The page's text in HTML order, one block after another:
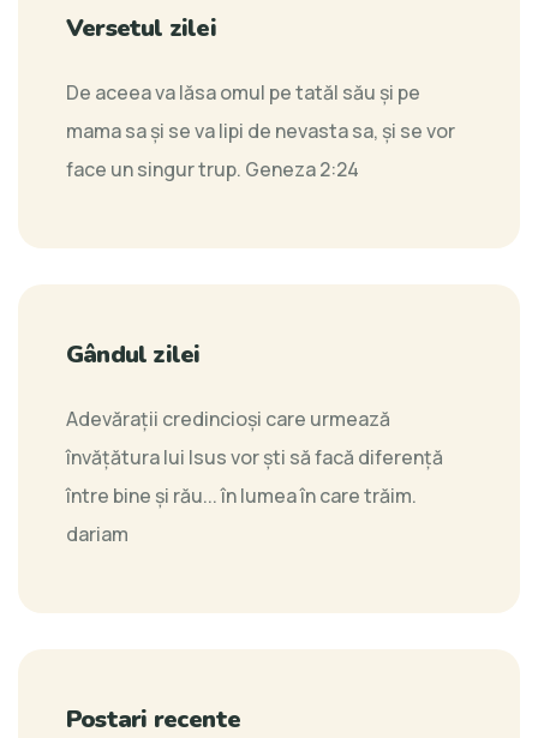
Versetul zilei
De aceea va lăsa omul pe tatăl său şi pe
mama sa şi se va lipi de nevasta sa, şi se vor
face un singur trup. Geneza 2:24
Gândul zilei
Adevăraţii credincioşi care urmează
învăţătura lui Isus vor şti să facă diferenţă
între bine şi rău... în lumea în care trăim.
dariam
Postari recente